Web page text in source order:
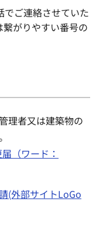
でご連絡させていた
がりやすい番号の
理者又は建築物の
（ワード：
(外部サイトLoGo